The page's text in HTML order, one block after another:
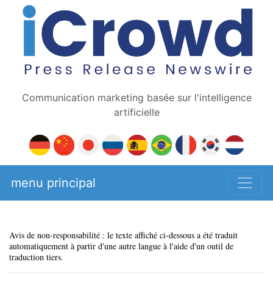
Communication marketing basée sur l'intelligence
artificielle
menu principal
Avis de non-responsabilité : le texte affiché ci-dessous a été traduit
automatiquement à partir d'une autre langue à l'aide d'un outil de
traduction tiers.